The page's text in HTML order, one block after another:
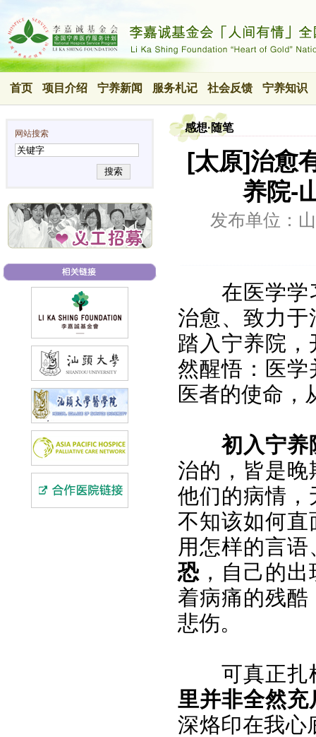
首页 项目介绍 宁养新闻 服务札记 社会反馈 宁养知识
网站搜索
搜索
感想·随笔
[太原]治愈
养院-
发布单位：
在医学学
治愈、致力
踏入宁养院
然醒悟：医
医者的使命，
初入宁养
治的，皆是
他们的病情
不知该如何
用怎样的言
恐 ，自己的
着病痛的残
悲伤。
可真正扎
里并非全然
深烙印在我心